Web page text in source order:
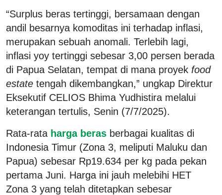
“Surplus beras tertinggi, bersamaan dengan
andil besarnya komoditas ini terhadap inflasi,
merupakan sebuah anomali. Terlebih lagi,
inflasi yoy tertinggi sebesar 3,00 persen berada
di Papua Selatan, tempat di mana proyek food
estate tengah dikembangkan,” ungkap Direktur
Eksekutif CELIOS Bhima Yudhistira melalui
keterangan tertulis, Senin (7/7/2025).
Rata-rata harga beras berbagai kualitas di
Indonesia Timur (Zona 3, meliputi Maluku dan
Papua) sebesar Rp19.634 per kg pada pekan
pertama Juni. Harga ini jauh melebihi HET
Zona 3 yang telah ditetapkan sebesar